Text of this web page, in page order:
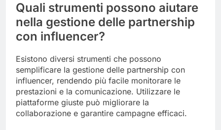
Quali strumenti possono aiutare
nella gestione delle partnership
con influencer?
Esistono diversi strumenti che possono
semplificare la gestione delle partnership con
influencer, rendendo più facile monitorare le
prestazioni e la comunicazione. Utilizzare le
piattaforme giuste può migliorare la
collaborazione e garantire campagne efficaci.